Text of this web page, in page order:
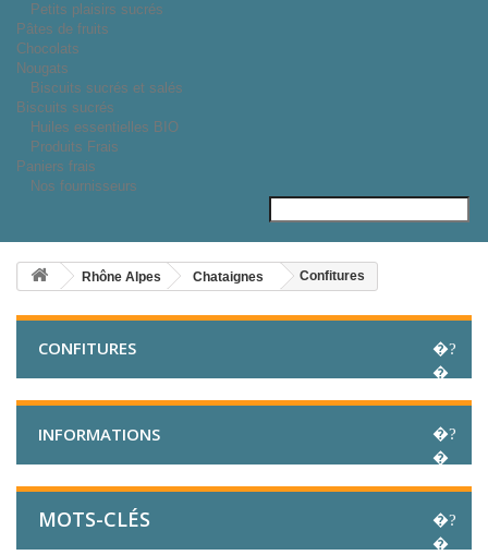
Petits plaisirs sucrés
Pâtes de fruits
Chocolats
Nougats
Biscuits sucrés et salés
Biscuits sucrés
Huiles essentielles BIO
Produits Frais
Paniers frais
Nos fournisseurs
Rhône Alpes Chataignes Confitures
CONFITURES
INFORMATIONS
MOTS-CLÉS